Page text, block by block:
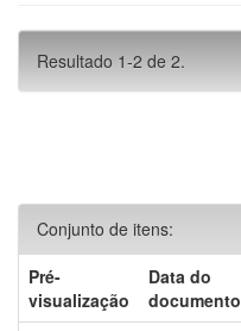
Resultado 1-2 de 2.
Conjunto de itens:
Pré-
visualização
Data do
documento